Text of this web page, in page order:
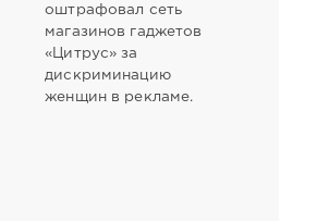
оштрафовал сеть
магазинов гаджетов
«Цитрус» за
дискриминацию
женщин в рекламе.